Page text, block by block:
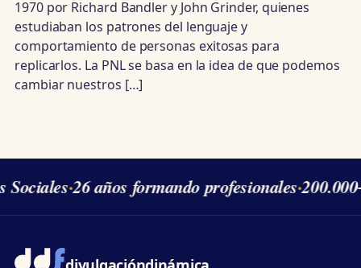
1970 por Richard Bandler y John Grinder, quienes
estudiaban los patrones del lenguaje y
comportamiento de personas exitosas para
replicarlos. La PNL se basa en la idea de que podemos
cambiar nuestros […]
Sociales·26 años formando profesionales·